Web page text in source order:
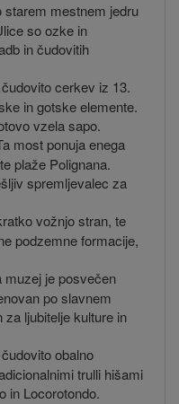
starem mestnem jedru
so ozke in
in čudovitih
cerkev iz 13.
in gotske elemente.
vzela sapo.
most ponuja enega
plaže Polignana.
spremljevalec za
vožnjo stran, te
podzemne formacije,
muzej je posvečen
po slavnem
ljubitelje kulture in
obalno
trulli hišami
in Locorotondo.